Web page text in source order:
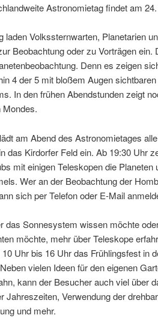
Astronomietag findet am
laden Volkssternwarten, Planetarien
Beobachtung oder zu Vorträgen
Denn es zeigen
4 der 5 mit bloßem Augen
In den frühen Abendstunden zeigt
Mondes.
am Abend des Astronomietages
das Kirdorfer Feld ein. Ab 19:30 Uhr
mit einigen Teleskopen die
Wer an der Beobachtung der
sich per Telefon oder E-Mail
das Sonnesystem wissen möchte
möchte, mehr über Teleskope
Uhr bis 16 Uhr das Frühlingsfest in
vielen Ideen für den eigenen
kann der Besucher auch viel über
Jahreszeiten, Verwendung der
und mehr.